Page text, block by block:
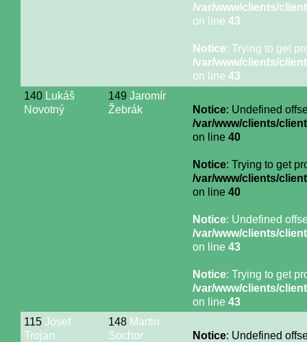
/var/www/clients/
on line 43
Notice: Trying to get
/var/www/clients/
on line 43
140 Lukáš
Novotný
149 Jaromír
Žebrák
Notice: Undefined
/var/www/clients/
on line 40
Notice: Trying to get
/var/www/clients/
on line 40
Notice: Undefined
/var/www/clients/
on line 43
Notice: Trying to get
/var/www/clients/
on line 43
115 Josef
Trojan
148 Martin
Sochor
Notice: Undefined